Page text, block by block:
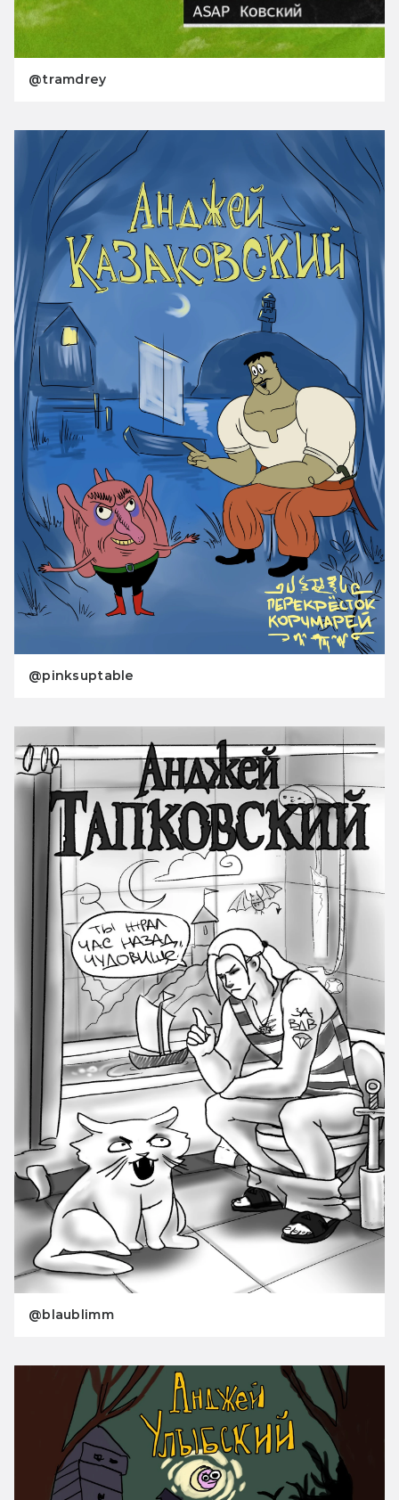
@tramdrey
@pinksuptable
@blaublimm